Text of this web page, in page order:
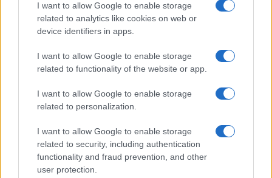
I want to allow Google to enable storage
related to analytics like cookies on web or
device identifiers in apps.
I want to allow Google to enable storage
related to functionality of the website or app.
I want to allow Google to enable storage
related to personalization.
I want to allow Google to enable storage
related to security, including authentication
functionality and fraud prevention, and other
user protection.
Dopo la prova al Queen's il tennista italiano vuole stupire sul
verde di Londra.
TENNIS